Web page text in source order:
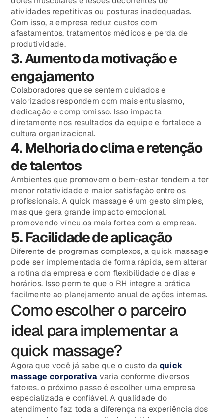
atividades repetitivas ou posturas inadequadas.
Com isso, a empresa reduz custos com
afastamentos, tratamentos médicos e perda de
produtividade.
3. Aumento da motivação e
engajamento
Colaboradores que se sentem cuidados e
valorizados respondem com mais entusiasmo,
dedicação e compromisso. Isso impacta
diretamente nos resultados da equipe e fortalece a
cultura organizacional.
4. Melhoria do clima e retenção
de talentos
Ambientes que promovem o bem-estar tendem a ter
menor rotatividade e maior satisfação entre os
profissionais. A quick massage é um gesto simples,
mas que gera grande impacto emocional,
promovendo vínculos mais fortes com a empresa.
5. Facilidade de aplicação
Diferente de programas complexos, a quick massage
pode ser implementada de forma rápida, sem alterar
a rotina da empresa e com flexibilidade de dias e
horários. Isso permite que o RH integre a prática
facilmente ao planejamento anual de ações internas.
Como escolher o parceiro
ideal para implementar a
quick massage?
Agora que você já sabe que o custo da quick
massage corporativa varia conforme diversos
fatores, o próximo passo é escolher uma empresa
especializada e confiável. A qualidade do
atendimento faz toda a diferença na experiência dos